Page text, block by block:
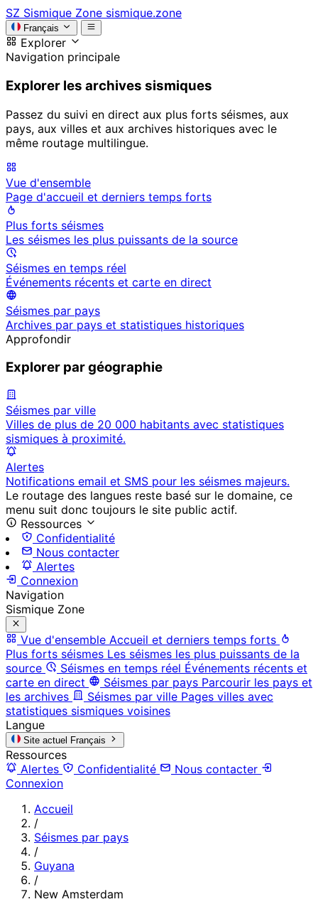
SZ Sismique Zone sismique.zone
Français
Explorer
Navigation principale
Explorer les archives sismiques
Passez du suivi en direct aux plus forts séismes, aux
pays, aux villes et aux archives historiques avec le
même routage multilingue.
Vue d'ensemble
Page d'accueil et derniers temps forts
Plus forts séismes
Les séismes les plus puissants de la source
Séismes en temps réel
Événements récents et carte en direct
Séismes par pays
Archives par pays et statistiques historiques
Approfondir
Explorer par géographie
Séismes par ville
Villes de plus de 20 000 habitants avec statistiques
sismiques à proximité.
Alertes
Notifications email et SMS pour les séismes majeurs.
Le routage des langues reste basé sur le domaine, ce
menu suit donc toujours le site public actif.
Ressources
Confidentialité
Nous contacter
Alertes
Connexion
Navigation
Sismique Zone
Vue d'ensemble Accueil et derniers temps forts
Plus forts séismes Les séismes les plus puissants de la
source
Séismes en temps réel Événements récents et
carte en direct
Séismes par pays Parcourir les pays et
les archives
Séismes par ville Pages villes avec
statistiques sismiques voisines
Langue
Site actuel Français
Ressources
Alertes
Confidentialité
Nous contacter
Connexion
Accueil
/
Séismes par pays
/
Guyana
/
New Amsterdam